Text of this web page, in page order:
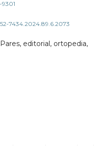
7434.2024.89.6.2073
editorial, ortopedia,